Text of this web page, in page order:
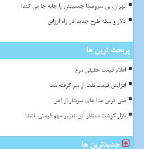
تهران، بی سروصدا جمعیتش را جابه جا می کند!
دلار و سکه طرح جدید در راه ارزانی
پربحث ترین ها
اعلام قیمت حقیقی مرغ
افزایش قیمت نفت از سر گرفته شد
غنی ترین غذا های سرشار از آهن
بازار گوشت منتظر این تغییر مهم قیمتی باشد!
جدیدترین ها